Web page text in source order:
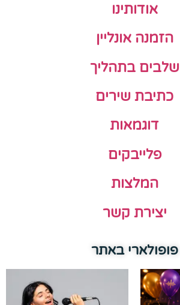
אודותינו
הזמנה אונליין
שלבים בתהליך
כתיבת שירים
דוגמאות
פלייבקים
המלצות
יצירת קשר
פופולארי באתר